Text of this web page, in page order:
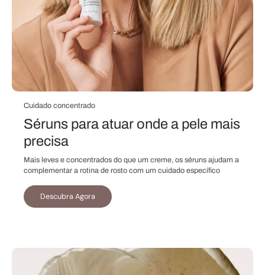
Cuidado concentrado
Séruns para atuar onde a pele mais
precisa
Mais leves e concentrados do que um creme, os séruns ajudam a
complementar a rotina de rosto com um cuidado específico
Descubra Agora